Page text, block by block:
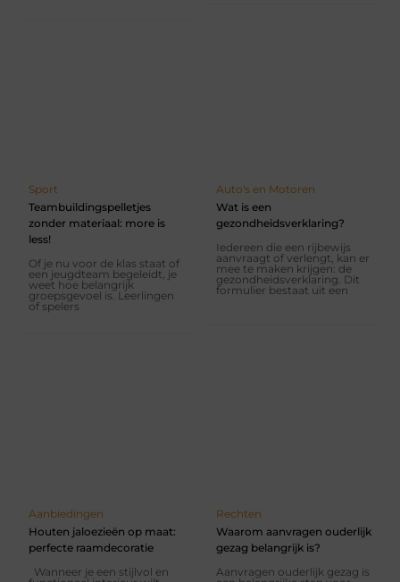
Sport
Teambuildingspelletjes
zonder materiaal: more is
less!
Of je nu voor de klas staat of
een jeugdteam begeleidt, je
weet hoe belangrijk
groepsgevoel is. Leerlingen
of spelers
Auto's en Motoren
Wat is een
gezondheidsverklaring?
Iedereen die een rijbewijs
aanvraagt of verlengt, kan er
mee te maken krijgen: de
gezondheidsverklaring. Dit
formulier bestaat uit een
Aanbiedingen
Houten jaloezieën op maat:
perfecte raamdecoratie
Wanneer je een stijlvol en
Rechten
Waarom aanvragen ouderlijk
gezag belangrijk is?
Aanvragen ouderlijk gezag is